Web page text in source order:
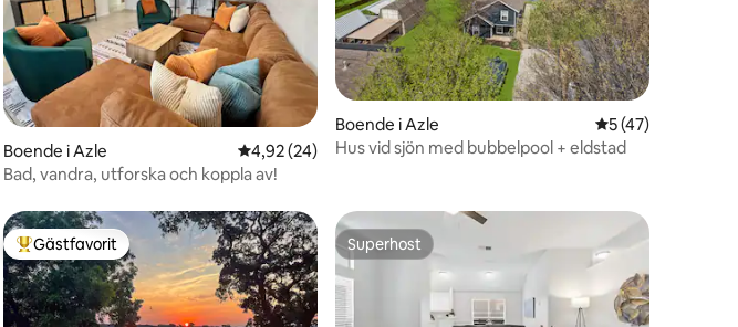
betyg, 34 omdömen
Boende i Azle 4,92 av 5 i genomsnittligt betyg, 24 omdömen
4,92 (24)
Bad, vandra, utforska och koppla av!
Boende i Azle 5 av 5 i
5 (47)
Hus vid sjön med bubbelpool + eldstad
Populär gästfavorit
Gästfavorit Superhost
Superhost